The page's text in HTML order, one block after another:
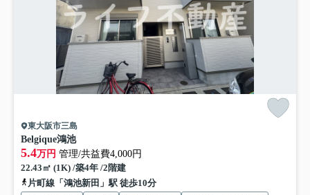
東大阪市三島
Belgique鴻池
5.4万円 管理/共益費4,000円
22.43㎡ (1K) /築4年 /2階建
片町線「鴻池新田」駅 徒歩10分